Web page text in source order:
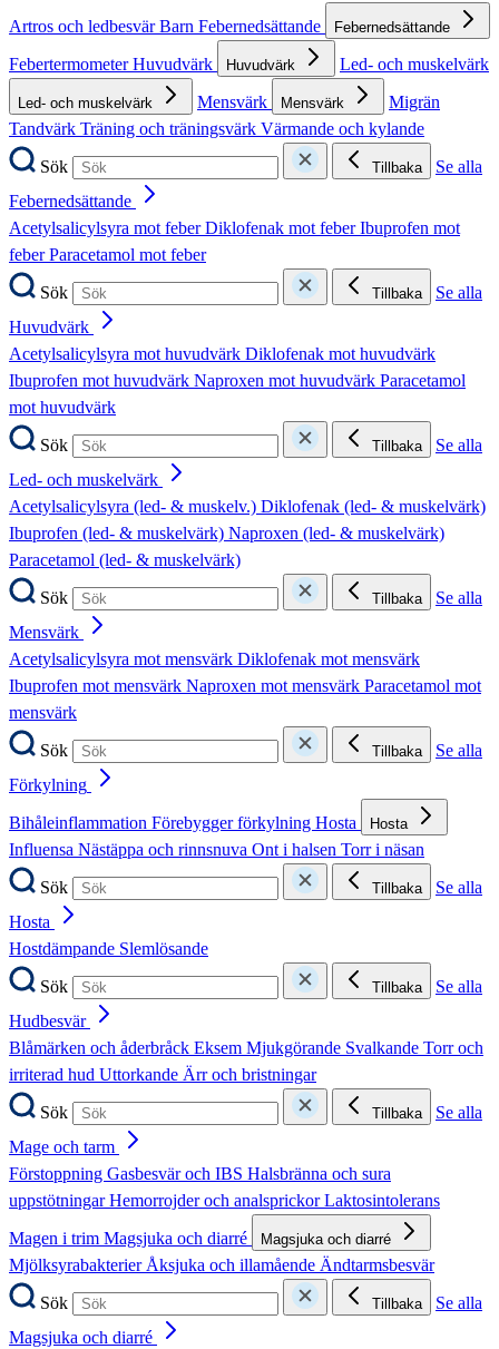
Artros och ledbesvärBarn Febernedsättande Febernedsättande
FebertermometerHuvudvärk Huvudvärk Led- och muskelvärk
Led- och muskelvärk Mensvärk Mensvärk
Migrän
Tandvärk Träning och träningsvärk Värmande och kylande
Sök
Tillbaka
Se alla
Febernedsättande
Acetylsalicylsyra mot feberDiklofenak mot feberIbuprofen mot
feberParacetamol mot feber
Sök
Tillbaka
Se alla
Huvudvärk
Acetylsalicylsyra mot huvudvärk Diklofenak mot huvudvärk
Ibuprofen mot huvudvärk Naproxen mot huvudvärk Paracetamol
mot huvudvärk
Sök
Tillbaka
Se alla
Led- och muskelvärk
Acetylsalicylsyra (led- & muskelv.) Diklofenak (led- & muskelvärk)
Ibuprofen (led- & muskelvärk) Naproxen (led- & muskelvärk)
Paracetamol (led- & muskelvärk)
Sök
Tillbaka
Se alla
Mensvärk
Acetylsalicylsyra mot mensvärk Diklofenak mot mensvärk
Ibuprofen mot mensvärk Naproxen mot mensvärk Paracetamol mot
mensvärk
Sök
Tillbaka
Se alla
Förkylning
Bihåleinflammation Förebygger förkylning Hosta Hosta
Influensa Nästäppa och rinnsnuva Ont i halsen Torr i näsan
Sök
Tillbaka
Se alla
Hosta
Hostdämpande Slemlösande
Sök
Tillbaka
Se alla
Hudbesvär
Blåmärken och åderbråck Eksem Mjukgörande Svalkande Torr och
irriterad hud Uttorkande Ärr och bristningar
Sök
Tillbaka
Se alla
Mage och tarm
Förstoppning Gasbesvär och IBS Halsbränna och sura
uppstötningarHemorrojder och analsprickorLaktosintolerans
Magen i trim Magsjuka och diarré Magsjuka och diarré
MjölksyrabakterierÅksjuka och illamående Ändtarmsbesvär
Sök
Tillbaka
Se alla
Magsjuka och diarré